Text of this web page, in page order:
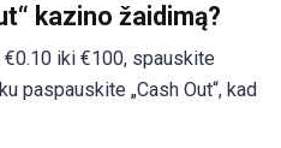
kazino žaidimą?
iki €100, spauskite
paspauskite „Cash Out“, kad